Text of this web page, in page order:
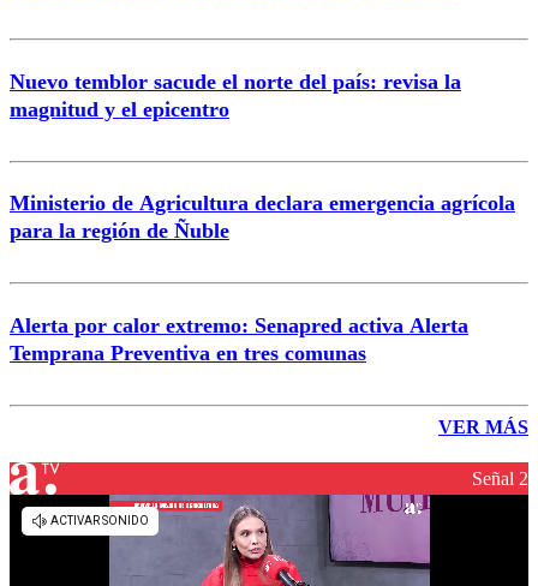
Nuevo temblor sacude el norte del país: revisa la
magnitud y el epicentro
Ministerio de Agricultura declara emergencia agrícola
para la región de Ñuble
Alerta por calor extremo: Senapred activa Alerta
Temprana Preventiva en tres comunas
VER MÁS
Señal 2